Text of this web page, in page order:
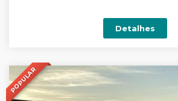
Detalhes
POPULAR